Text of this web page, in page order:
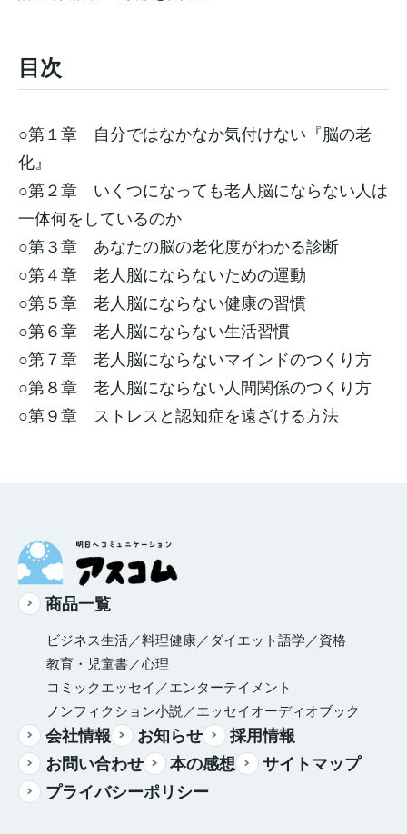
目次
○第１章 自分ではなかなか気付けない『脳の老
化』
○第２章 いくつになっても老人脳にならない人は
一体何をしているのか
○第３章 あなたの脳の老化度がわかる診断
○第４章 老人脳にならないための運動
○第５章 老人脳にならない健康の習慣
○第６章 老人脳にならない生活習慣
○第７章 老人脳にならないマインドのつくり方
○第８章 老人脳にならない人間関係のつくり方
○第９章 ストレスと認知症を遠ざける方法
商品一覧
ビジネス生活／料理健康／ダイエット語学／資格
教育・児童書／心理
コミックエッセイ／エンターテイメント
ノンフィクション小説／エッセイオーディオブック
会社情報 お知らせ
採用情報
お問い合わせ
本の感想
サイトマップ
プライバシーポリシー